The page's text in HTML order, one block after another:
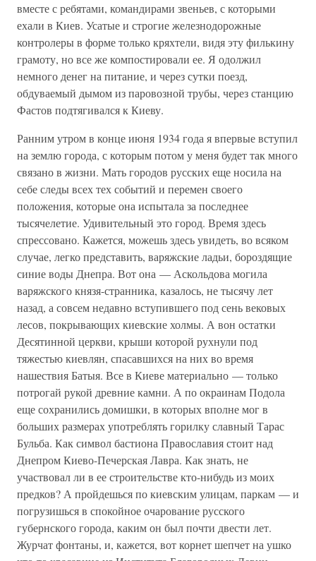
вместе с ребятами, командирами звеньев, с которыми
ехали в Киев. Усатые и строгие железнодорожные
контролеры в форме только кряхтели, видя эту филькину
грамоту, но все же компостировали ее. Я одолжил
немного денег на питание, и через сутки поезд,
обдуваемый дымом из паровозной трубы, через станцию
Фастов подтягивался к Киеву.
Ранним утром в конце июня 1934 года я впервые вступил
на землю города, с которым потом у меня будет так много
связано в жизни. Мать городов русских еще носила на
себе следы всех тех событий и перемен своего
положения, которые она испытала за последнее
тысячелетие. Удивительный это город. Время здесь
спрессовано. Кажется, можешь здесь увидеть, во всяком
случае, легко представить, варяжские ладьи, бороздящие
синие воды Днепра. Вот она — Аскольдова могила
варяжского князя-странника, казалось, не тысячу лет
назад, а совсем недавно вступившего под сень вековых
лесов, покрывающих киевские холмы. А вон остатки
Десятинной церкви, крыши которой рухнули под
тяжестью киевлян, спасавшихся на них во время
нашествия Батыя. Все в Киеве материально — только
потрогай рукой древние камни. А по окраинам Подола
еще сохранились домишки, в которых вполне мог в
больших размерах употреблять горилку славный Тарас
Бульба. Как символ бастиона Православия стоит над
Днепром Киево-Печерская Лавра. Как знать, не
участвовал ли в ее строительстве кто-нибудь из моих
предков? А пройдешься по киевским улицам, паркам — и
погрузишься в спокойное очарование русского
губернского города, каким он был почти двести лет.
Журчат фонтаны, и, кажется, вот корнет шепчет на ушко